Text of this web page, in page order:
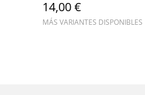
14,00 €
MÁS VARIANTES DISPONIBLES